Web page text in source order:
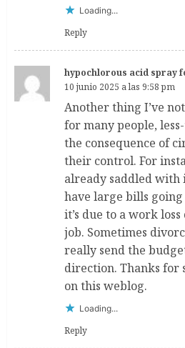
Loading...
Reply
hypochlorous acid spray
10 junio 2025 a las 9:58 pm
Another thing I’ve
for many people,
the consequence of
their control. For
already saddled with
have large bills
it’s due to a work
job. Sometimes
really send the
direction. Thanks for
on this weblog.
Loading...
Reply